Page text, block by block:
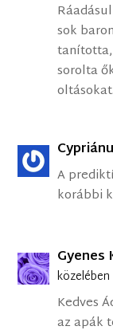
sok
sorolta
oltásokat.
A
korábbi
Gyenes
közelében
Kedves
az apák